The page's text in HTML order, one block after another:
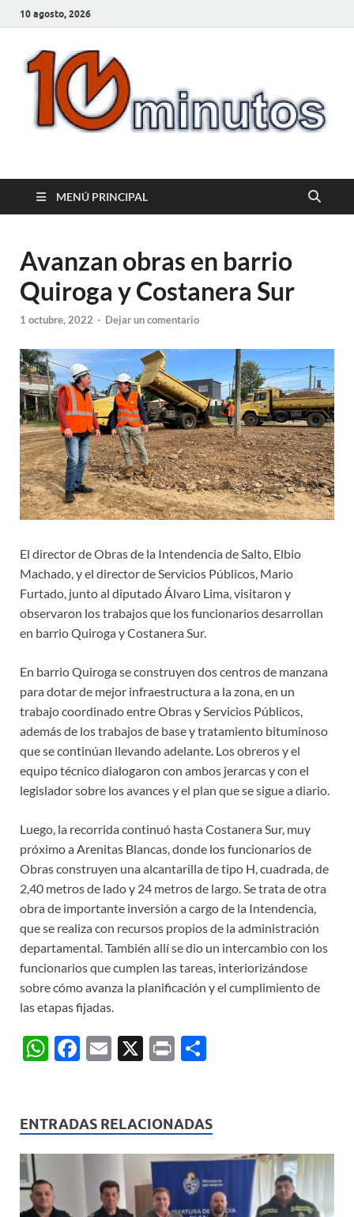
10 agosto, 2026
10minutos.com.uy
MENÚ PRINCIPAL
Avanzan obras en barrio
Quiroga y Costanera Sur
1 octubre, 2022 - Dejar un comentario
El director de Obras de la Intendencia de Salto, Elbio
Machado, y el director de Servicios Públicos, Mario
Furtado, junto al diputado Álvaro Lima, visitaron y
observaron los trabajos que los funcionarios desarrollan
en barrio Quiroga y Costanera Sur.
En barrio Quiroga se construyen dos centros de manzana
para dotar de mejor infraestructura a la zona, en un
trabajo coordinado entre Obras y Servicios Públicos,
además de los trabajos de base y tratamiento bituminoso
que se continúan llevando adelante. Los obreros y el
equipo técnico dialogaron con ambos jerarcas y con el
legislador sobre los avances y el plan que se sigue a diario.
Luego, la recorrida continuó hasta Costanera Sur, muy
próximo a Arenitas Blancas, donde los funcionarios de
Obras construyen una alcantarilla de tipo H, cuadrada, de
2,40 metros de lado y 24 metros de largo. Se trata de otra
obra de importante inversión a cargo de la Intendencia,
que se realiza con recursos propios de la administración
departamental. También allí se dio un intercambio con los
funcionarios que cumplen las tareas, interiorizándose
sobre cómo avanza la planificación y el cumplimiento de
las etapas fijadas.
W
s
A
p
p
F
b
o
o
k
E
X
P
p
ar
ti
r
ENTRADAS RELACIONADAS